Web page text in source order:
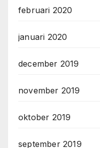
februari 2020
januari 2020
december 2019
november 2019
oktober 2019
september 2019